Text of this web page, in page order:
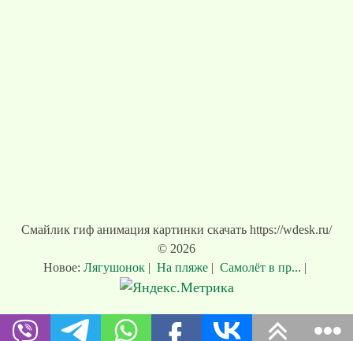
Смайлик гиф анимация картинки скачать https://wdesk.ru/
© 2026
Новое: Лягушонок | На пляже | Самолёт в пр... |